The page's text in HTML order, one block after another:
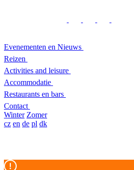
Evenementen en Nieuws
Reizen
Activities and leisure
Accommodatie
Restaurants en bars
Contact
Winter Zomer
cz en de pl dk